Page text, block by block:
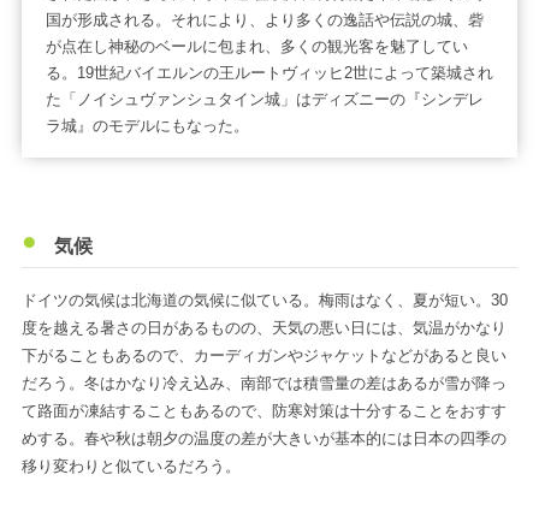
国が形成される。それにより、より多くの逸話や伝説の城、砦
が点在し神秘のベールに包まれ、多くの観光客を魅了してい
る。19世紀バイエルンの王ルートヴィッヒ2世によって築城され
た「ノイシュヴァンシュタイン城」はディズニーの『シンデレ
ラ城』のモデルにもなった。
気候
ドイツの気候は北海道の気候に似ている。梅雨はなく、夏が短い。30
度を越える暑さの日があるものの、天気の悪い日には、気温がかなり
下がることもあるので、カーディガンやジャケットなどがあると良い
だろう。冬はかなり冷え込み、南部では積雪量の差はあるが雪が降っ
て路面が凍結することもあるので、防寒対策は十分することをおすす
めする。春や秋は朝夕の温度の差が大きいが基本的には日本の四季の
移り変わりと似ているだろう。